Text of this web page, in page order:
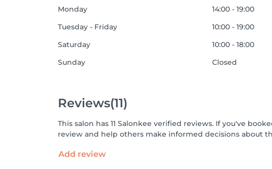
Monday
14:00 - 19:00
Tuesday - Friday
10:00 - 19:00
Saturday
10:00 - 18:00
Sunday
Closed
Reviews(11)
This salon has 11 Salonkee verified reviews. If you've
review and help others make informed decisions about
Add review